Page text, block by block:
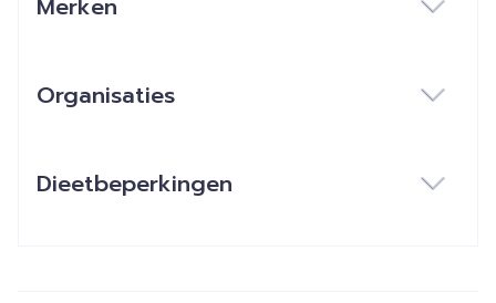
Merken
Organisaties
Dieetbeperkingen